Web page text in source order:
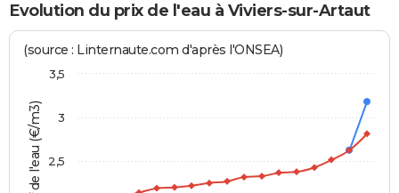
Evolution du prix de l'eau à Viviers-sur-Artaut
Tarif de l'eau (€/m3)
(source : Linternaute.com d'après l'ONSEA)
2,5
3
3,5